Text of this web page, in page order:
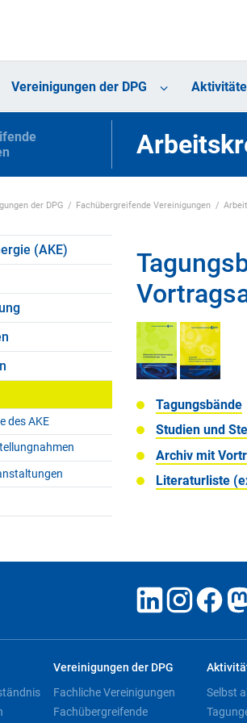
Vereinigungen der DPG
der DPG Fachübergreifende Vereinigungen
(AKE)
des AKE
Tagungsbände
Studien und
Archiv mit
Literaturliste
Vereinigungen der DPG
Fachliche Vereinigungen
Fachübergreifende
Selbst